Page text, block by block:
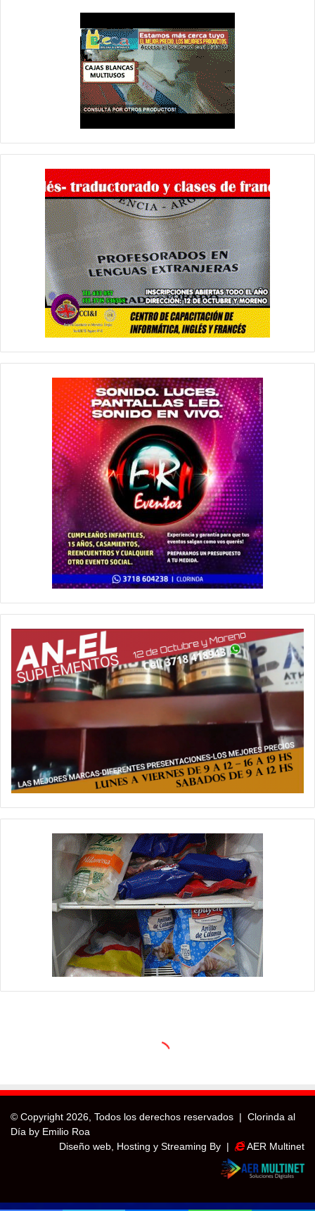
© Copyright 2026, Todos los derechos reservados | Clorinda al
Día by Emilio Roa
Diseño web, Hosting y Streaming By |
AER Multinet